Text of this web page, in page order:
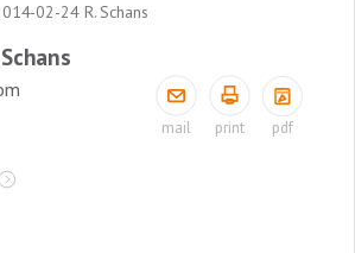
02-24 R. Schans
mail print pdf